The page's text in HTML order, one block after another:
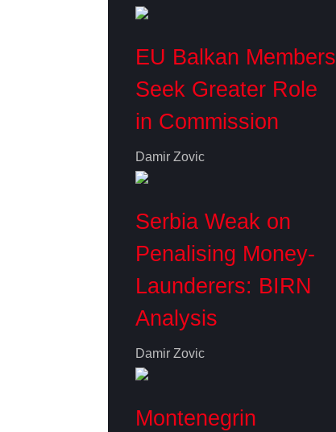
EU Balkan Members
Seek Greater Role
in Commission
Damir Zovic
Serbia Weak on
Penalising Money-
Launderers: BIRN
Analysis
Damir Zovic
Montenegrin